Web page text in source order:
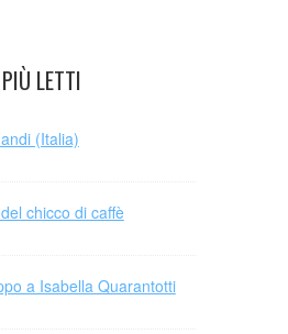
PIÙ LETTI
(Italia)
chicco di caffè
a Isabella Quarantotti